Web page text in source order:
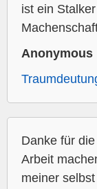
ist ein
Anonymous
Danke für
Arbeit
meiner